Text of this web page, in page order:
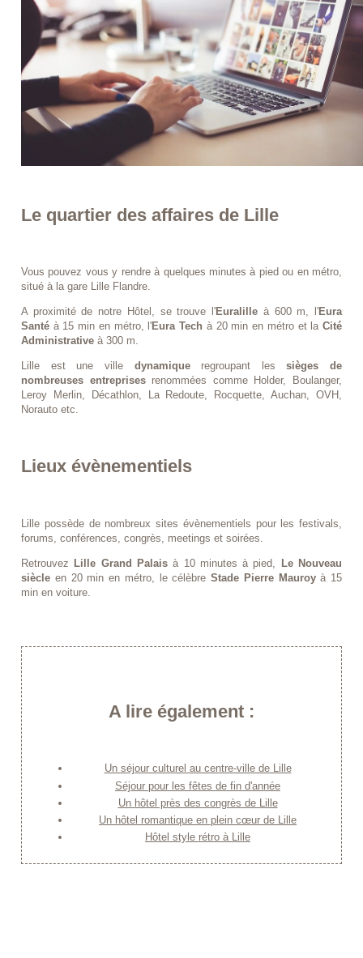
Le quartier des affaires de Lille
Vous pouvez vous y rendre à quelques minutes à pied ou en métro,
situé à la gare Lille Flandre.
A proximité de notre Hôtel, se trouve l'Euralille à 600 m, l'Eura
Santé à 15 min en métro, l'Eura Tech à 20 min en métro et laCité
Administrative à 300 m.
Lille est une ville dynamiqueregroupant lessièges de
nombreuses entreprisesrenommées comme Holder, Boulanger,
Leroy Merlin, Décathlon, La Redoute, Rocquette, Auchan, OVH,
Norauto etc.
Lieux évènementiels
Lille possède de nombreux sites évènementiels pour les festivals,
forums, conférences, congrès, meetings et soirées.
Retrouvez Lille Grand Palaisà 10 minutes à pied, Le Nouveau
siècle en 20 min en métro, le célèbre Stade Pierre Mauroyà 15
min en voiture.
A lire également :
Un séjour culturel au centre-ville de Lille
Séjour pour les fêtes de fin d'année
Un hôtel près des congrès de Lille
Un hôtel romantique en plein cœur de Lille
Hôtel style rétro à Lille